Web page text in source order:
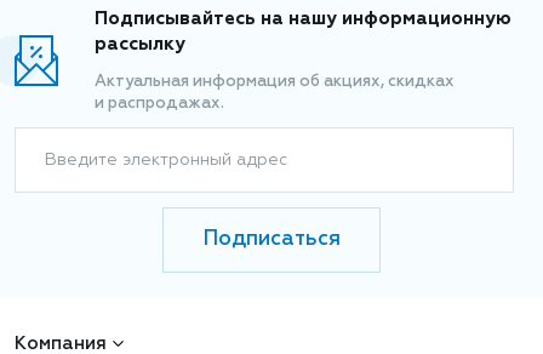
Подписывайтесь на нашу информационную
рассылку
Актуальная информация об акциях, скидках
и распродажах.
Введите электронный адрес
Подписаться
Компания